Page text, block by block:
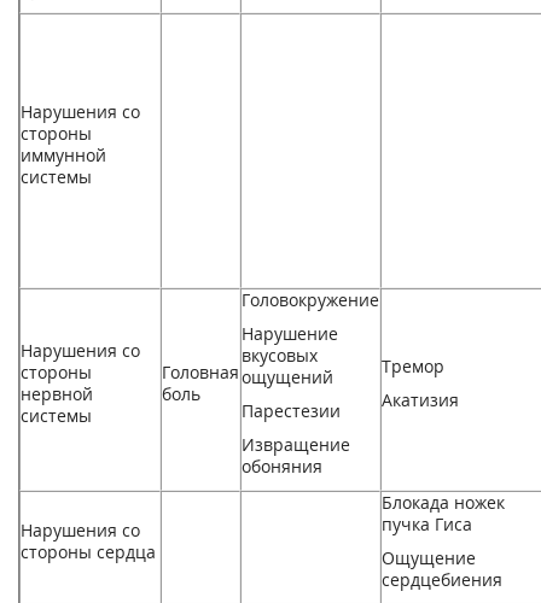
Нарушения со
стороны
иммунной
системы
Нарушения со
стороны
нервной
системы
Головная
боль
Головокружение
Нарушение
вкусовых
ощущений
Парестезии
Извращение
обоняния
Тремор
Акатизия
Нарушения со
стороны сердца
Блокада ножек
пучка Гиса
Ощущение
сердцебиения